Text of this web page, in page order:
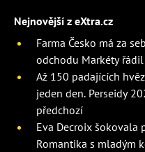
Nejnovější z eXtra.cz
Farma Česko má za
odchodu Markéty
Až 150 padajících
jeden den. Perseidy
předchozí
Eva Decroix šokovala
Romantika s mladým